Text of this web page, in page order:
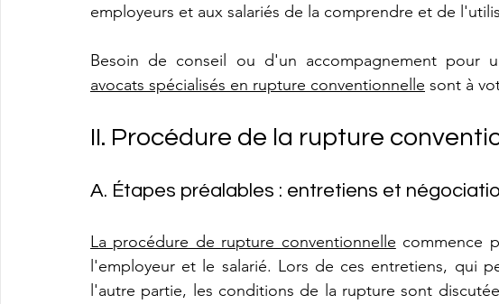
employeurs et aux salariés de la comprendre et de
avocats spécialisés en rupture conventionnelle sont à
II. Procédure de la rupture
A. Étapes préalables : entretiens et
La procédure de rupture conventionnelle commence
l'employeur et le salarié. Lors de ces entretiens, qui
l'autre partie, les conditions de la rupture sont